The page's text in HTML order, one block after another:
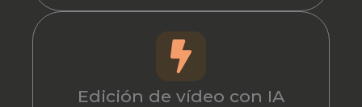
Edición de vídeo con IA